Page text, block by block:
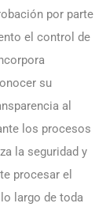
por parte
el control de
su
al
los procesos
la seguridad y
procesar el
largo de toda